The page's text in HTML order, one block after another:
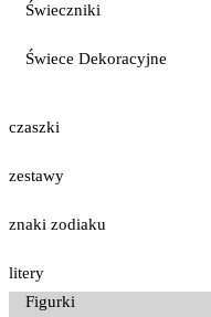
Świeczniki
Świece Dekoracyjne
czaszki
zestawy
znaki zodiaku
litery
Figurki